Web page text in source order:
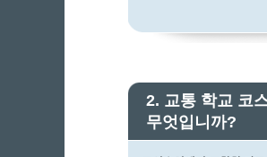
2. 교통 학교 코
무엇입니까?